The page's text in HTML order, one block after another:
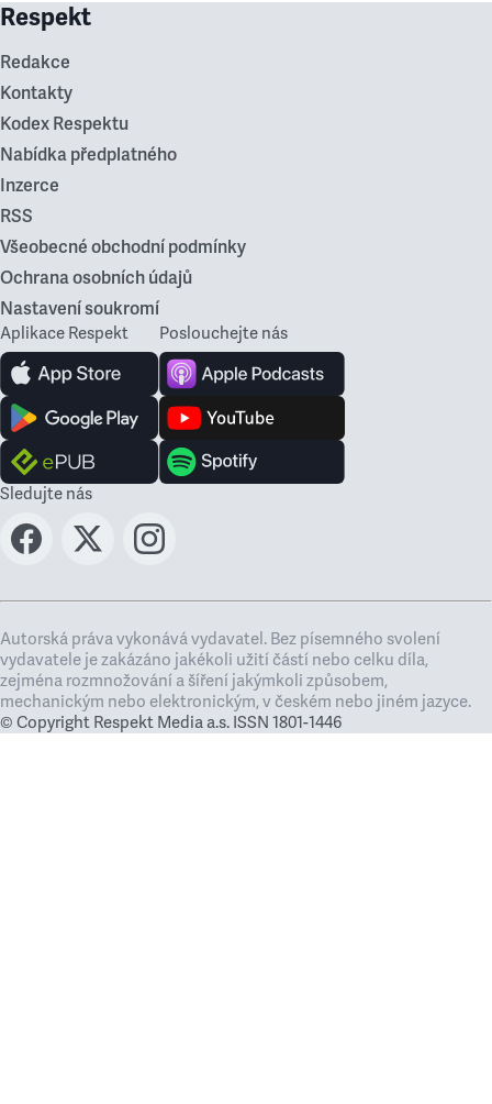
Respekt
Redakce
Kontakty
Kodex Respektu
Nabídka předplatného
Inzerce
RSS
Všeobecné obchodní podmínky
Ochrana osobních údajů
Nastavení soukromí
Aplikace Respekt Poslouchejte nás
Sledujte nás
Autorská práva vykonává vydavatel. Bez písemného svolení
vydavatele je zakázáno jakékoli užití částí nebo celku díla,
zejména rozmnožování a šíření jakýmkoli způsobem,
mechanickým nebo elektronickým, v českém nebo jiném jazyce.
© Copyright Respekt Media a.s. ISSN 1801-1446